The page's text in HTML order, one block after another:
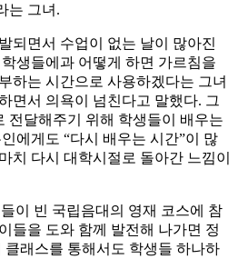
는 그녀.
되면서 수업이 없는 날이 많아진
생들에과 어떻게 하면 가르침을
하는 시간으로 사용하겠다는 그녀
면서 의욕이 넘친다고 말했다. 그
전달해주기 위해 학생들이 배우는
에게도 “다시 배우는 시간”이 많
치 다시 대학시절로 돌아간 느낌이
이 빈 국립음대의 영재 코스에 참
들을 도와 함께 발전해 나가면 정
클래스를 통해서도 학생들 하나하